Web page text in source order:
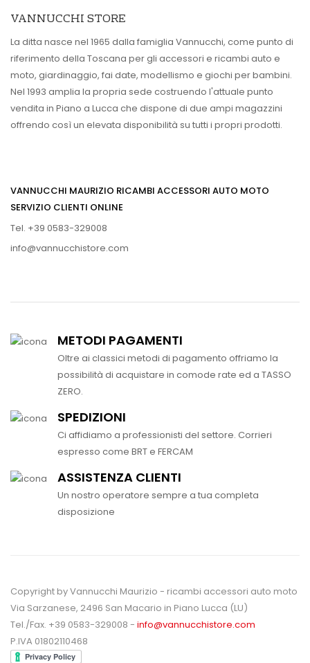
VANNUCCHI STORE
La ditta nasce nel 1965 dalla famiglia Vannucchi, come punto di
riferimento della Toscana per gli accessori e ricambi auto e
moto, giardinaggio, fai date, modellismo e giochi per bambini.
Nel 1993 amplia la propria sede costruendo l'attuale punto
vendita in Piano a Lucca che dispone di due ampi magazzini
offrendo così un elevata disponibilità su tutti i propri prodotti.
VANNUCCHI MAURIZIO RICAMBI ACCESSORI AUTO MOTO
SERVIZIO CLIENTI ONLINE
Tel. +39 0583-329008
info@vannucchistore.com
METODI PAGAMENTI
Oltre ai classici metodi di pagamento offriamo la
possibilità di acquistare in comode rate ed a TASSO
ZERO.
SPEDIZIONI
Ci affidiamo a professionisti del settore. Corrieri
espresso come BRT e FERCAM
ASSISTENZA CLIENTI
Un nostro operatore sempre a tua completa
disposizione
Copyright by Vannucchi Maurizio - ricambi accessori auto moto
Via Sarzanese, 2496 San Macario in Piano Lucca (LU)
Tel./Fax. +39 0583-329008 - info@vannucchistore.com
P.IVA 01802110468